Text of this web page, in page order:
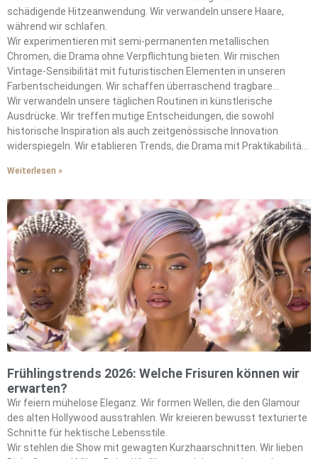
schädigende Hitzeanwendung. Wir verwandeln unsere Haare,
während wir schlafen.
Wir experimentieren mit semi-permanenten metallischen
Chromen, die Drama ohne Verpflichtung bieten. Wir mischen
Vintage-Sensibilität mit futuristischen Elementen in unseren
Farbentscheidungen. Wir schaffen überraschend tragbare
Statement-Looks.
Wir verwandeln unsere täglichen Routinen in künstlerische
Ausdrücke. Wir treffen mutige Entscheidungen, die sowohl
historische Inspiration als auch zeitgenössische Innovation
widerspiegeln. Wir etablieren Trends, die Drama mit Praktikabilität
Weiterlesen »
Frühlingstrends 2026: Welche Frisuren können wir
erwarten?
Wir feiern mühelose Eleganz. Wir formen Wellen, die den Glamour
des alten Hollywood ausstrahlen. Wir kreieren bewusst texturierte
Schnitte für hektische Lebensstile.
Wir stehlen die Show mit gewagten Kurzhaarschnitten. Wir lieben